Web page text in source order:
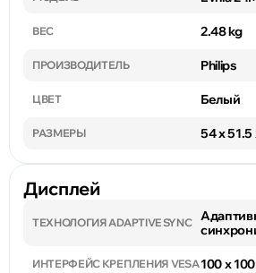
ВЕС 2.48 kg
ПРОИЗВОДИТЕЛЬ Philips
ЦВЕТ Белый
РАЗМЕРЫ 54 x 51.5
Дисплей
ТЕХНОЛОГИЯ ADAPTIVE SYNC
ИНТЕРФЕЙС КРЕПЛЕНИЯ VESA100 x